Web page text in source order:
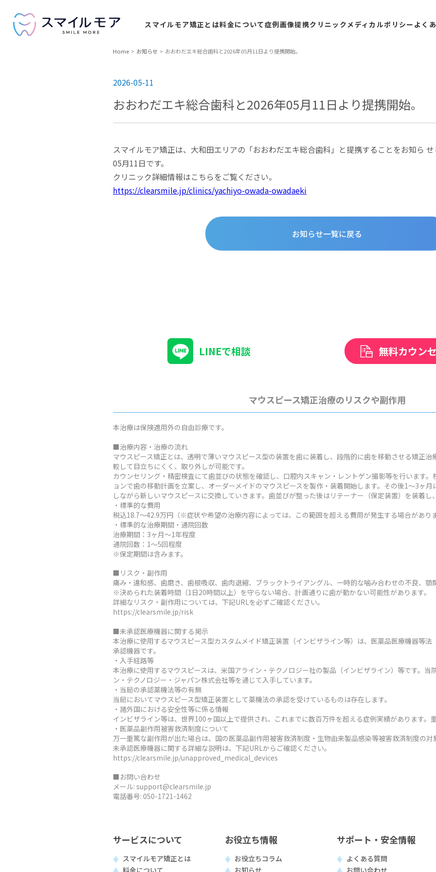
スマイルモア矯正とは料金について症例画像提携クリニックメディカルポリシー よく
Home お知らせ おおわだエキ総合歯科と2026年05⽉11⽇より提携開始。
2026-05-11
おおわだエキ総合歯科と2026年05⽉11⽇より提携開始。
スマイルモア矯正は、大和田エリアの「おおわだエキ総合歯科」と提携することをお知ら
05⽉11⽇です。
クリニック詳細情報はこちらをご覧ください。
https://clearsmile.jp/clinics/yachiyo-owada-owadaeki
お知らせ一覧に戻る
LINEで相談 無料カウン
マウスピース矯正治療のリスクや副作用
本治療は保険適用外の自由診療です。
■治療内容・治療の流れ
マウスピース矯正とは、透明で薄いマウスピース型の装置を歯に装着し、段階的に歯を移動させる矯正
較して目立ちにくく、取り外しが可能です。
カウンセリング・精密検査にて歯並びの状態を確認し、口腔内スキャン・レントゲン撮影等を行います
ョンで歯の移動計画を立案し、オーダーメイドのマウスピースを製作・装着開始します。その後1～3ヶ
しながら新しいマウスピースに交換していきます。歯並びが整った後はリテーナー（保定装置）を装着し
・標準的な費用
税込18.7～42.9万円（※症状や希望の治療内容によっては、この範囲を超える費用が発生する場合がありま
・標準的な治療期間・通院回数
治療期間：3ヶ月～1年程度
通院回数：1～5回程度
※保定期間は含みます。
■リスク・副作用
痛み・違和感、歯磨き、歯根吸収、歯肉退縮、ブラックトライアングル、一時的な噛み合わせの不良、顎
※決められた装着時間（1日20時間以上）を守らない場合、計画通りに歯が動かない可能性があります。
詳細なリスク・副作用については、下記URLを必ずご確認ください。
https://clearsmile.jp/risk
■未承認医療機器に関する掲示
本治療に使用するマウスピース型カスタムメイド矯正装置（インビザライン等）は、医薬品医療機器等
承認機器です。
・入手経路等
本治療に使用するマウスピースは、米国アライン・テクノロジー社の製品（インビザライン）等です。当
ン・テクノロジー・ジャパン株式会社等を通じて入手しています。
・当局の承認薬機法等の有無
当局においてマウスピース型矯正装置として薬機法の承認を受けているものは存在します。
・諸外国における安全性等に係る情報
インビザライン等は、世界100ヶ国以上で提供され、これまでに数百万件を超える症例実績があります。
・医薬品副作用被害救済制度について
万一重篤な副作用が出た場合は、国の医薬品副作用被害救済制度・生物由来製品感染等被害救済制度の対
未承認医療機器に関する詳細な説明は、下記URLからご確認ください。
https://clearsmile.jp/unapproved_medical_devices
■お問い合わせ
メール: support@clearsmile.jp
電話番号: 050-1721-1462
サービスについて
スマイルモア矯正とは
お役立ち情報
お役立ちコラム
サポート・安全情報
よくある質問